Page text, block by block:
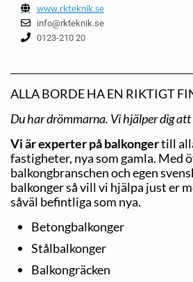
www.rkteknik.se
info@rkteknik.se
0123-210 20
ALLA BORDE HA EN RIKTIGT
Du har drömmarna. Vi hjälper dig
Vi är experter på balkongertill
fastigheter, nya som gamla. Med
balkongbranschen och egen
balkonger så vill vi hjälpa just er
såväl befintliga som nya.
Betongbalkonger
Stålbalkonger
Balkongräcken